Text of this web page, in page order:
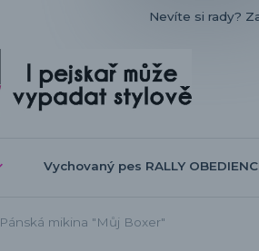
Nevíte si rady?
Vychovaný pes RALLY
Pánská mikina "Můj Boxer"